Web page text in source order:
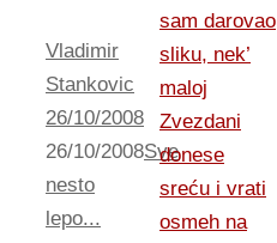
Vladimir
Stankovic
26/10/2008
26/10/2008Sve
nesto
lepo...
sam darovao
sliku, nek’
maloj
Zvezdani
donese
sreću i vrati
osmeh na